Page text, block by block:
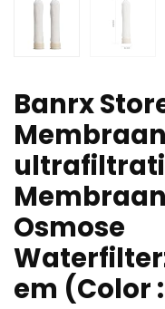
Banrx
Osmose
em (Color